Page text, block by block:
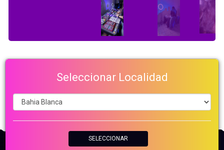
Seleccionar Localidad
SELECCIONAR